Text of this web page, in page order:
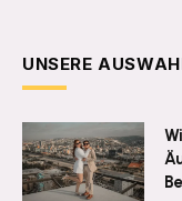
UNSERE